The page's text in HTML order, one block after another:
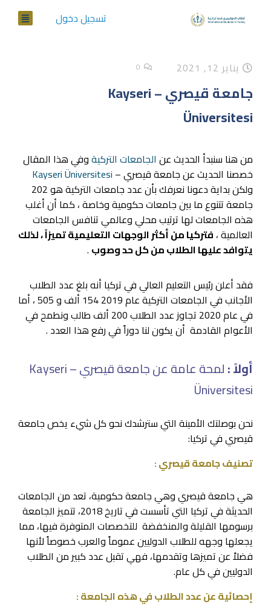
تسجيل دخول
يناير 12, 2021 0
جامعة قيصري – Kayseri
Üniversitesi
من هنا سنبدأ الحديث عن الجامعات التركيةوفي هذا المقال
خصصنا الحديث عن جامعة قيصري – Kayseri Üniversitesi
ولكن بداية دعونا نعرفك بأن عدد جامعات التركية هو 202
جامعة تتنوع ما بين جامعات حكومية وخاصة ، كما أن أغلب
هذه الجامعات لها ترتيب محلي وعالمي تنافس الجامعات
العالمية ، فتركيا من أكثر الوجهات التعليمية تميزاً ، لذلك
يتوافد عليها الطلاب من كل حد وصوب .
فقد أعلن رئيس التعليم العالي في تركيا أنه بلغ عدد الطلاب
الأجانب في الجامعات التركية عام 2019 154 ألف و 505 ، أما
في عام 2020 تجاوز عدد الطلاب 200 ألف طالب ونطمح في
الأعوام القادمة أن يكون لنا دوراً في رفع هذا العدد .
أولاً :
لمحة عامة عن جامعة قيصري – Kayseri
Üniversitesi
نحن بوصلتك الأمينة التي سترشدك نحو كل شيء يخص جامعة
قيصري في تركيا:
تصنيف جامعة قيصري :
هي جامعة قيصري وهي جامعة حكومية، تعد من الجامعات
الحديثة في تركيا التي تأسست في تاريخ 2018، تتميز الجامعة
برسومها القليلة والمنخفضة للتخصصات المتوفرة فيها، مما
يجعلها وجهه للطلاب الدوليين عموماً والعرب خصوصاً لأنها
فضلاً عن تميزها وتقدمها، فهي تقبل عدد كبير من الطلاب
الدوليين في كل عام.
إحصائية عن عدد الطلاب في هذه الجامعة :